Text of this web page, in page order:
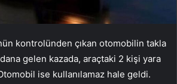
kontrolünden çıkan otomobilin takla
gelen kazada, araçtaki 2 kişi yara
ise kullanılamaz hale geldi.